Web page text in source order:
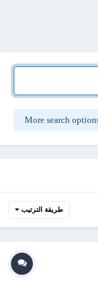
طريقة الترتيب